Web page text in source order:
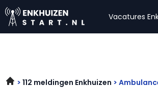
Vacatures
112 meldingen Enkhuizen